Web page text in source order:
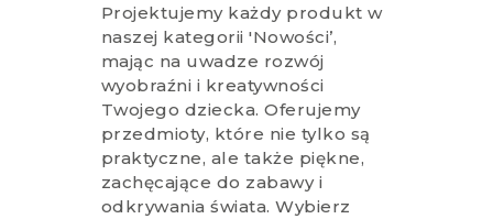
Projektujemy każdy produkt w
naszej kategorii 'Nowości’,
mając na uwadze rozwój
wyobraźni i kreatywności
Twojego dziecka. Oferujemy
przedmioty, które nie tylko są
praktyczne, ale także piękne,
zachęcające do zabawy i
odkrywania świata. Wybierz